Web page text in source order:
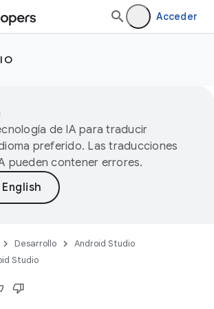
Acceder
de IA para traducir
preferido. Las traducciones
pueden contener errores.
Desarrollo
Android Studio
Studio